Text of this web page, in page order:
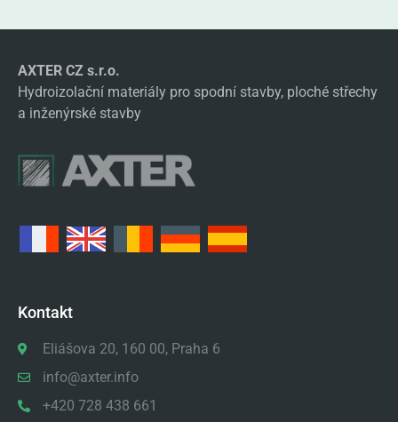
AXTER CZ s.r.o.
Hydroizolační materiály pro spodní stavby, ploché střechy
a inženýrské stavby
Kontakt
Eliášova 20, 160 00, Praha 6
info@axter.info
+420 728 438 661